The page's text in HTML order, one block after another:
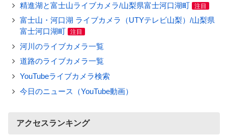
精進湖と富士山ライブカメラ/山梨県富士河口湖町 注目
富士山・河口湖 ライブカメラ（UTYテレビ山梨）/山梨県
富士河口湖町
注目
河川のライブカメラ一覧
道路のライブカメラ一覧
YouTubeライブカメラ検索
今日のニュース（YouTube動画）
アクセスランキング